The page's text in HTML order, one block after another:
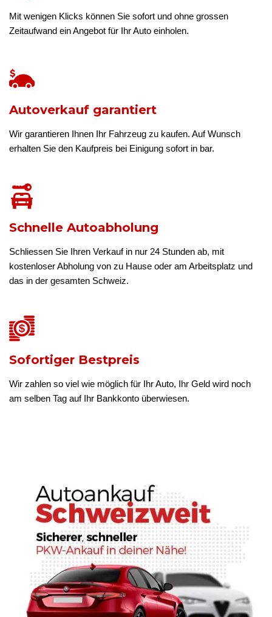
Mit wenigen Klicks können Sie sofort und ohne grossen
Zeitaufwand ein Angebot für Ihr Auto einholen.
Autoverkauf garantiert
Wir garantieren Ihnen Ihr Fahrzeug zu kaufen. Auf Wunsch
erhalten Sie den Kaufpreis bei Einigung sofort in bar.
Schnelle Autoabholung
Schliessen Sie Ihren Verkauf in nur 24 Stunden ab, mit
kostenloser Abholung von zu Hause oder am Arbeitsplatz und
das in der gesamten Schweiz.
Sofortiger Bestpreis
Wir zahlen so viel wie möglich für Ihr Auto, Ihr Geld wird noch
am selben Tag auf Ihr Bankkonto überwiesen.